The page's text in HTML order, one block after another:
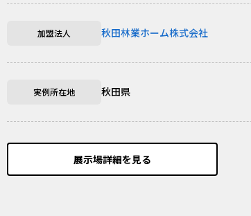
加盟法人 秋田林業ホーム株式会社
実例所在地 秋田県
展示場詳細を見る